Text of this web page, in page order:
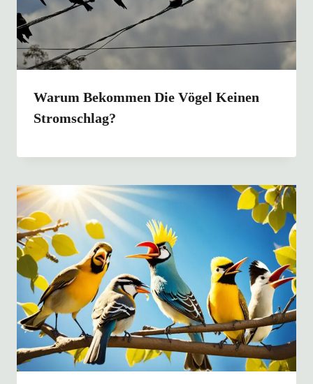
Warum Bekommen Die Vögel Keinen
Stromschlag?